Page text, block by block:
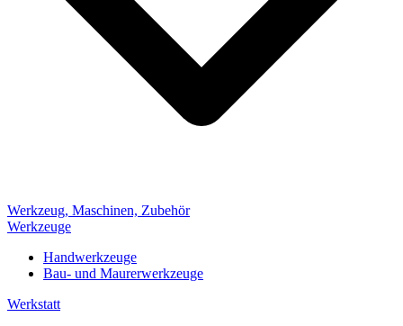
Werkzeug, Maschinen, Zubehör
Werkzeuge
Handwerkzeuge
Bau- und Maurerwerkzeuge
Werkstatt